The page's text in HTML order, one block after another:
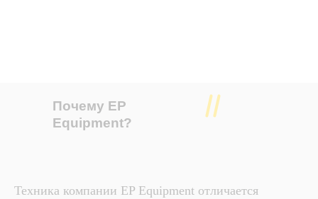
Почему EP
Equipment?
Техника компании EP Equipment отличается